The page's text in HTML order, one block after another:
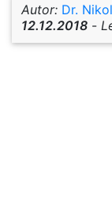
Autor: Dr.
12.12.2018 -